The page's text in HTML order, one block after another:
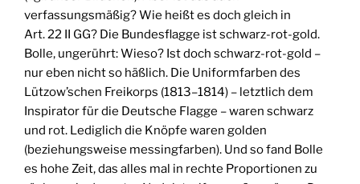
verfassungsmäßig? Wie heißt es doch gleich in
Art. 22 II GG? Die Bundesflagge ist schwarz-rot-gold.
Bolle, ungerührt: Wieso? Ist doch schwarz-rot-gold –
nur eben nicht so häßlich. Die Uniformfarben des
Lützow’schen Freikorps (1813–1814) – letztlich dem
Inspirator für die Deutsche Flagge – waren schwarz
und rot. Lediglich die Knöpfe waren golden
(beziehungsweise messingfarben). Und so fand Bolle
es hohe Zeit, das alles mal in rechte Proportionen zu